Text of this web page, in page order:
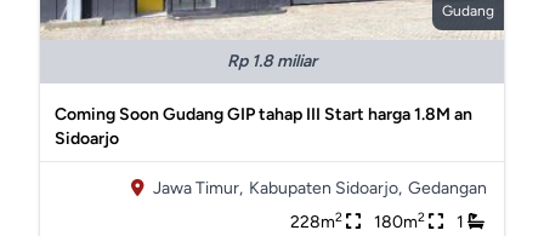
Gudang
Rp 1.8 miliar
Coming Soon Gudang GIP tahap III Start harga 1.8M an
Sidoarjo
Jawa Timur, Kabupaten Sidoarjo, Gedangan
228m2 180m2 1